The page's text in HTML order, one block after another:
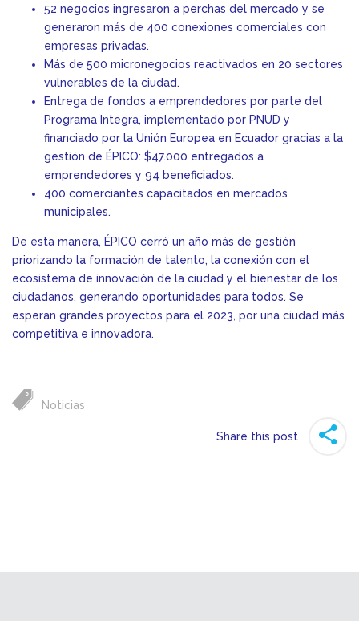
52 negocios ingresaron a perchas del mercado y se
generaron más de 400 conexiones comerciales con
empresas privadas.
Más de 500 micronegocios reactivados en 20 sectores
vulnerables de la ciudad.
Entrega de fondos a emprendedores por parte del
Programa Integra, implementado por PNUD y
financiado por la Unión Europea en Ecuador gracias a la
gestión de ÉPICO: $47.000 entregados a
emprendedores y 94 beneficiados.
400 comerciantes capacitados en mercados
municipales.
De esta manera, ÉPICO cerró un año más de gestión
priorizando la formación de talento, la conexión con el
ecosistema de innovación de la ciudad y el bienestar de los
ciudadanos, generando oportunidades para todos. Se
esperan grandes proyectos para el 2023, por una ciudad más
competitiva e innovadora.
Noticias
Share this post